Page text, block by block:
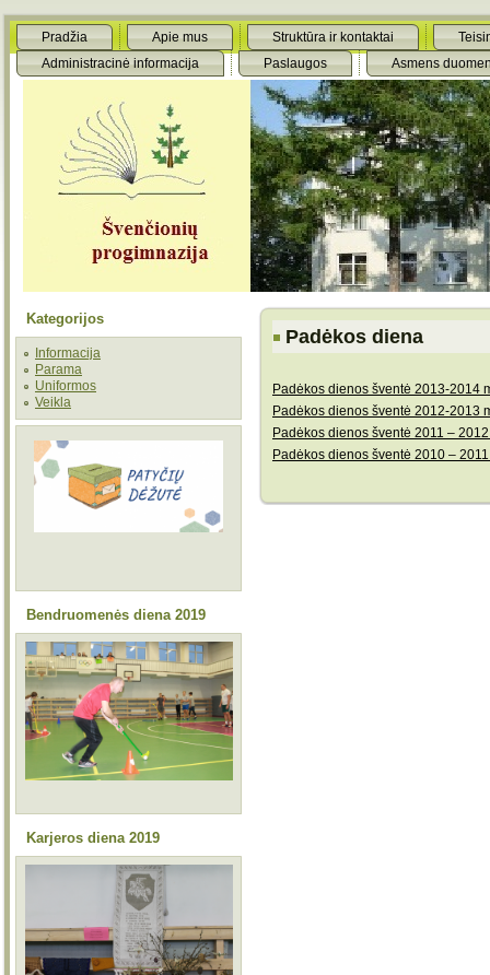
Pradžia Apie mus Struktūra ir kontaktai
Administracinė informacija
Paslaugos Asmens
Kategorijos
Informacija
Parama
Uniformos
Veikla
Bendruomenės diena 2019
Karjeros diena 2019
Padėkos diena
Padėkos dienos šventė 2013-2014
Padėkos dienos šventė 2012-2013
Padėkos dienos šventė 2011 –
Padėkos dienos šventė 2010 –